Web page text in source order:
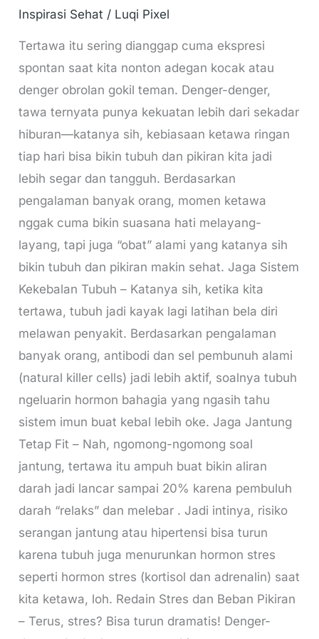
Inspirasi Sehat / Luqi Pixel
Tertawa itu sering dianggap cuma ekspresi
spontan saat kita nonton adegan kocak atau
denger obrolan gokil teman. Denger-denger,
tawa ternyata punya kekuatan lebih dari sekadar
hiburan—katanya sih, kebiasaan ketawa ringan
tiap hari bisa bikin tubuh dan pikiran kita jadi
lebih segar dan tangguh. Berdasarkan
pengalaman banyak orang, momen ketawa
nggak cuma bikin suasana hati melayang-
layang, tapi juga “obat” alami yang katanya sih
bikin tubuh dan pikiran makin sehat. Jaga Sistem
Kekebalan Tubuh – Katanya sih, ketika kita
tertawa, tubuh jadi kayak lagi latihan bela diri
melawan penyakit. Berdasarkan pengalaman
banyak orang, antibodi dan sel pembunuh alami
(natural killer cells) jadi lebih aktif, soalnya tubuh
ngeluarin hormon bahagia yang ngasih tahu
sistem imun buat kebal lebih oke. Jaga Jantung
Tetap Fit – Nah, ngomong-ngomong soal
jantung, tertawa itu ampuh buat bikin aliran
darah jadi lancar sampai 20% karena pembuluh
darah “relaks” dan melebar . Jadi intinya, risiko
serangan jantung atau hipertensi bisa turun
karena tubuh juga menurunkan hormon stres
seperti hormon stres (kortisol dan adrenalin) saat
kita ketawa, loh. Redain Stres dan Beban Pikiran
– Terus, stres? Bisa turun dramatis! Denger-